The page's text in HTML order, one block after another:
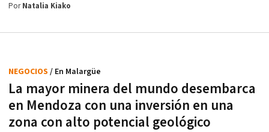
PorNatalia Kiako
La mayor minera del mundo desembarca
en Mendoza con una inversión en una
zona con alto potencial geológico
NEGOCIOS / En Malargüe